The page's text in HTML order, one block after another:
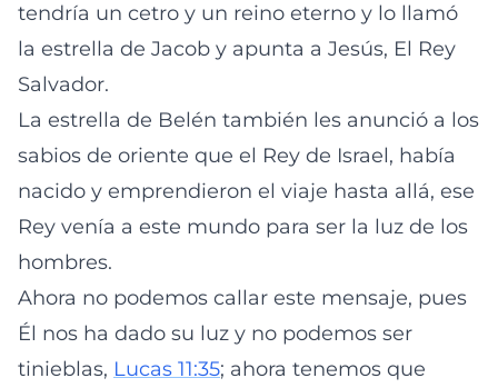
tendría un cetro y un reino eterno y lo llamó
la estrella de Jacob y apunta a Jesús, El Rey
Salvador.
La estrella de Belén también les anunció a los
sabios de oriente que el Rey de Israel, había
nacido y emprendieron el viaje hasta allá, ese
Rey venía a este mundo para ser la luz de los
hombres.
Ahora no podemos callar este mensaje, pues
Él nos ha dado su luz y no podemos ser
tinieblas, Lucas 11:35; ahora tenemos que